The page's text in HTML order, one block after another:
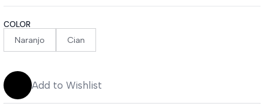
COLOR
Naranjo Cian
Add to Wishlist